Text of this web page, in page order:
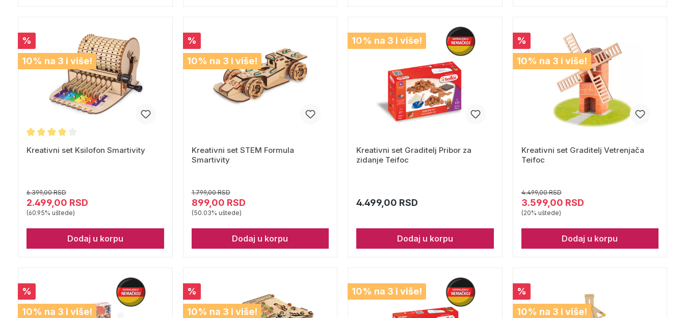
%
10% na 3 i više!
Kreativni set Ksilofon Smartivity
6.399,00 RSD
2.499,00 RSD
(60.95% uštede)
Dodaj u korpu
%
10% na 3 i više!
Kreativni set STEM Formula
Smartivity
1.799,00 RSD
899,00 RSD
(50.03% uštede)
Dodaj u korpu
10% na 3 i više!
Kreativni set Graditelj Pribor za
zidanje Teifoc
4.499,00 RSD
Dodaj u korpu
%
10% na 3 i više!
Kreativni set Graditelj Vetrenjača
Teifoc
4.499,00 RSD
3.599,00 RSD
(20% uštede)
Dodaj u korpu
%
10% na 3 i više!
%
10% na 3 i više!
10% na 3 i više!
%
10% na 3 i više!